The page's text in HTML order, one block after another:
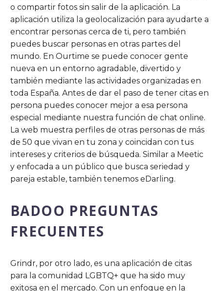
o compartir fotos sin salir de la aplicación. La
aplicación utiliza la geolocalización para ayudarte a
encontrar personas cerca de ti, pero también
puedes buscar personas en otras partes del
mundo. En Ourtime se puede conocer gente
nueva en un entorno agradable, divertido y
también mediante las actividades organizadas en
toda España. Antes de dar el paso de tener citas en
persona puedes conocer mejor a esa persona
especial mediante nuestra función de chat online.
La web muestra perfiles de otras personas de más
de 50 que vivan en tu zona y coincidan con tus
intereses y criterios de búsqueda. Similar a Meetic
y enfocada a un público que busca seriedad y
pareja estable, también tenemos eDarling.
BADOO PREGUNTAS
FRECUENTES
Grindr, por otro lado, es una aplicación de citas
para la comunidad LGBTQ+ que ha sido muy
exitosa en el mercado. Con un enfoque en la